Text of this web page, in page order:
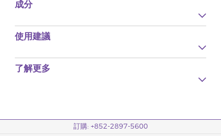
成分
使用建議
了解更多
訂購: +852-2897-5600